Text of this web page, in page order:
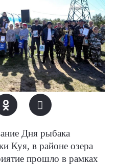
Дня рыбака
Куя, в районе озера
прошло в рамках